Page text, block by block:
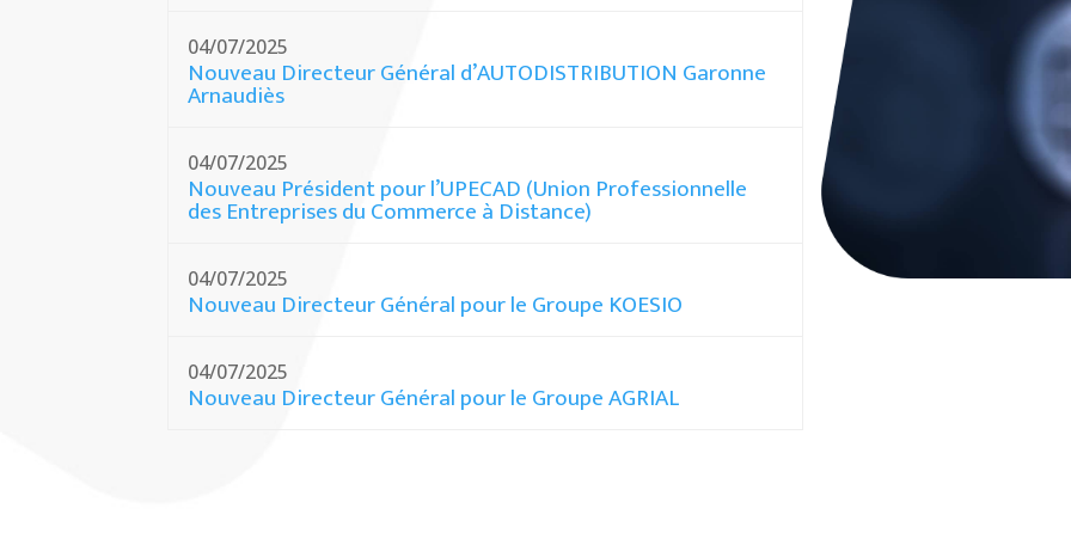
04/07/2025
Nouveau Directeur Général d’AUTODISTRIBUTION Garonne
Arnaudiès
04/07/2025
Nouveau Président pour l’UPECAD (Union Professionnelle
des Entreprises du Commerce à Distance)
04/07/2025
Nouveau Directeur Général pour le Groupe KOESIO
04/07/2025
Nouveau Directeur Général pour le Groupe AGRIAL